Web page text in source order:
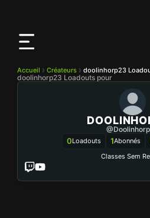
Accueil Créateurs doolinhorp23
doolinhorp23 Loadouts pour
0Loadouts 1Abonnés
Classes Sem